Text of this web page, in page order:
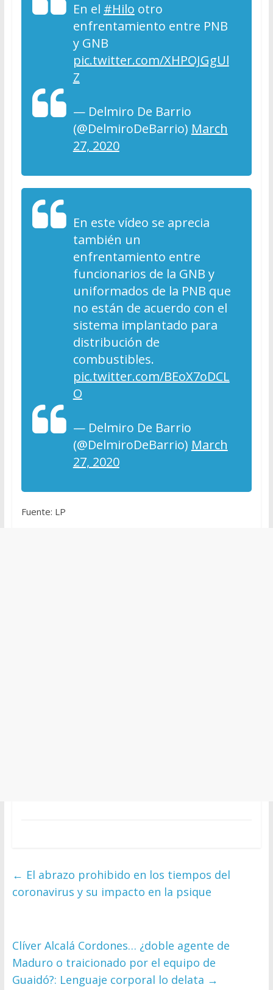
En el #Hilo otro
enfrentamiento entre PNB
y GNB
pic.twitter.com/XHPOJGgUl
Z
— Delmiro De Barrio
(@DelmiroDeBarrio) March
27, 2020
En este vídeo se aprecia
también un
enfrentamiento entre
funcionarios de la GNB y
uniformados de la PNB que
no están de acuerdo con el
sistema implantado para
distribución de
combustibles.
pic.twitter.com/BEoX7oDCL
O
— Delmiro De Barrio
(@DelmiroDeBarrio) March
27, 2020
Fuente: LP
← El abrazo prohibido en los tiempos del
coronavirus y su impacto en la psique
Clíver Alcalá Cordones… ¿doble agente de
Maduro o traicionado por el equipo de
Guaidó?: Lenguaje corporal lo delata →